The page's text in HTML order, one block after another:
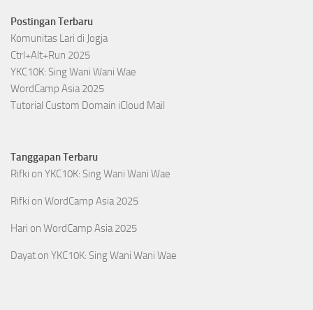
Postingan Terbaru
Komunitas Lari di Jogja
Ctrl+Alt+Run 2025
YKC10K: Sing Wani Wani Wae
WordCamp Asia 2025
Tutorial Custom Domain iCloud Mail
Tanggapan Terbaru
Rifki on YKC10K: Sing Wani Wani Wae
Rifki on WordCamp Asia 2025
Hari on WordCamp Asia 2025
Dayat on YKC10K: Sing Wani Wani Wae